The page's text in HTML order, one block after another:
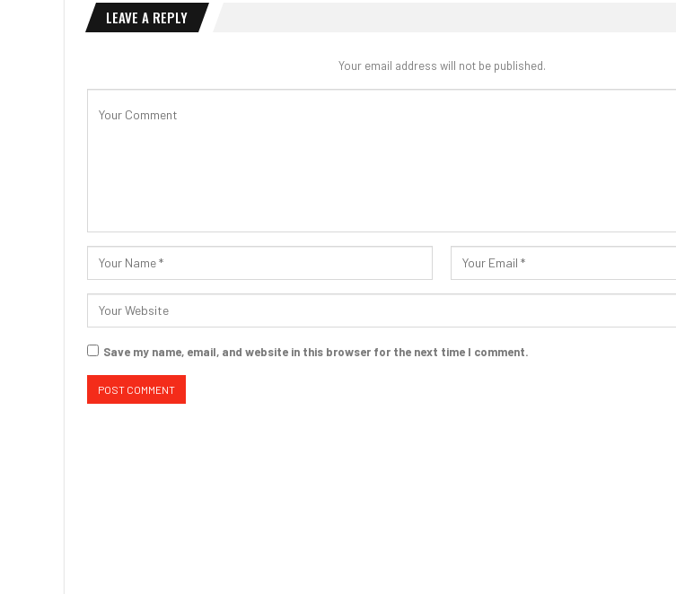
LEAVE A REPLY
Your email address will not be published.
Save my name, email, and website in this browser for the next time I comment.